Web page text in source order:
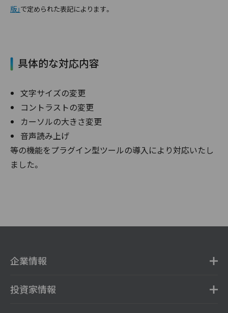
版」で定められた表記によります。
具体的な対応内容
文字サイズの変更
コントラストの変更
カーソルの大きさ変更
音声読み上げ
等の機能をプラグイン型ツールの導入により対応いたし
ました。
企業情報
投資家情報